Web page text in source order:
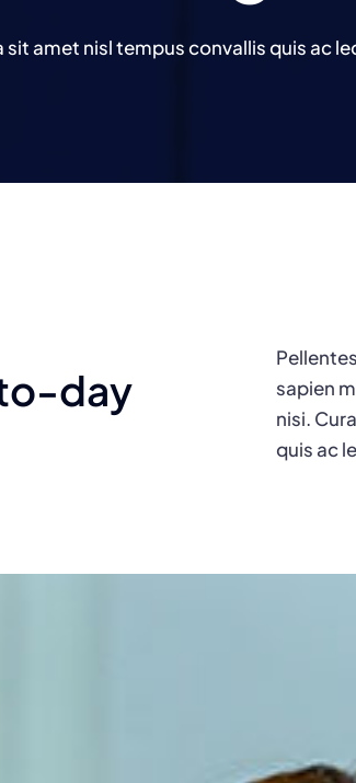
sit amet nisl tempus convallis quis ac
day
sapien
nisi.
quis ac